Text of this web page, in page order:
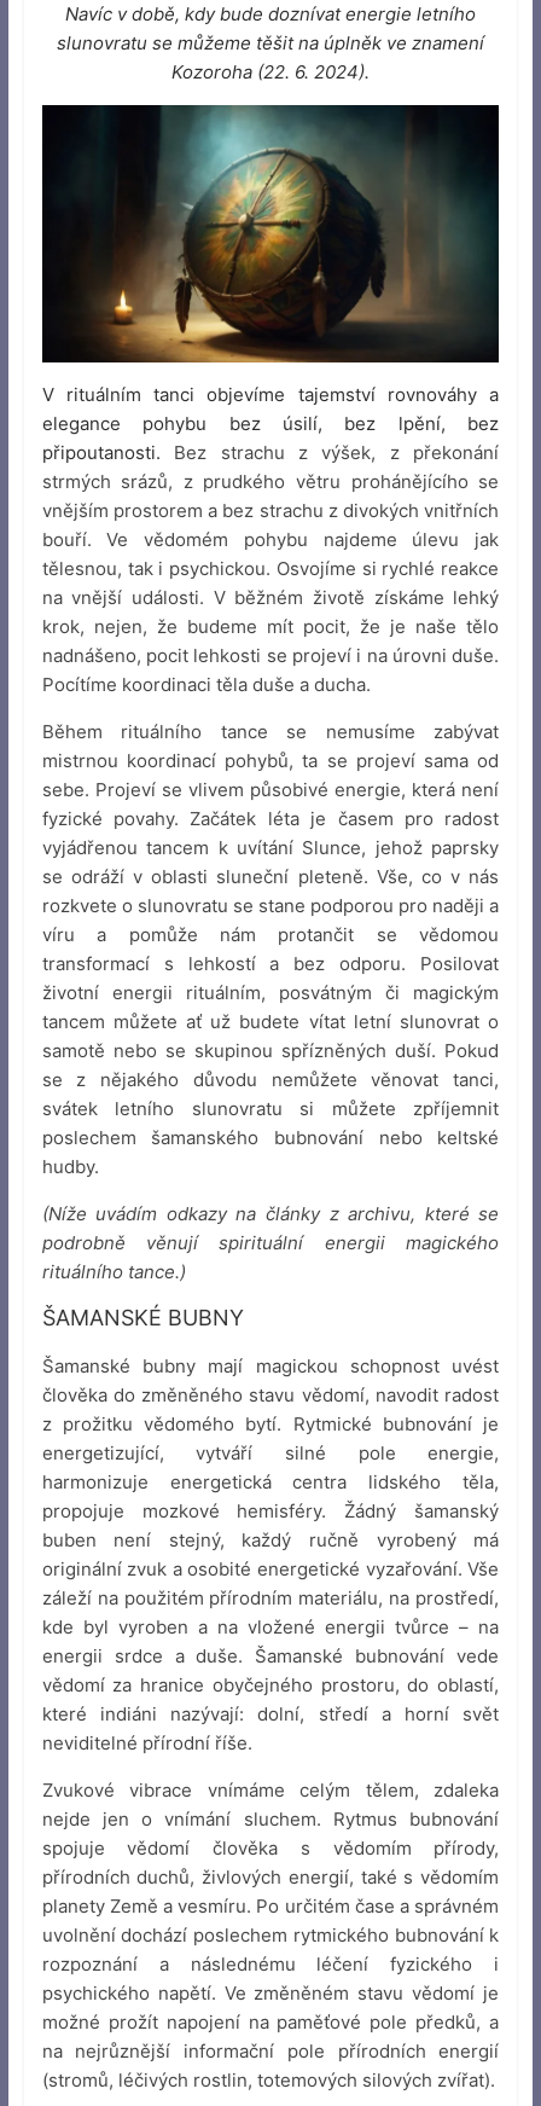
Navíc v době, kdy bude doznívat energie letního
slunovratu se můžeme těšit na úplněk ve znamení
Kozoroha (22. 6. 2024).
V rituálním tanci objevíme tajemství rovnováhy a
elegance pohybu bez úsilí, bez lpění, bez
připoutanosti. Bez strachu z výšek, z překonání
strmých srázů, z prudkého větru prohánějícího se
vnějším prostorem a bez strachu z divokých vnitřních
bouří. Ve vědomém pohybu najdeme úlevu jak
tělesnou, tak i psychickou. Osvojíme si rychlé reakce
na vnější události. V běžném životě získáme lehký
krok, nejen, že budeme mít pocit, že je naše tělo
nadnášeno, pocit lehkosti se projeví i na úrovni duše.
Pocítíme koordinaci těla duše a ducha.
Během rituálního tance se nemusíme zabývat
mistrnou koordinací pohybů, ta se projeví sama od
sebe. Projeví se vlivem působivé energie, která není
fyzické povahy. Začátek léta je časem pro radost
vyjádřenou tancem k uvítání Slunce, jehož paprsky
se odráží v oblasti sluneční pleteně. Vše, co v nás
rozkvete o slunovratu se stane podporou pro naději a
víru a pomůže nám protančit se vědomou
transformací s lehkostí a bez odporu. Posilovat
životní energii rituálním, posvátným či magickým
tancem můžete ať už budete vítat letní slunovrat o
samotě nebo se skupinou spřízněných duší. Pokud
se z nějakého důvodu nemůžete věnovat tanci,
svátek letního slunovratu si můžete zpříjemnit
poslechem šamanského bubnování nebo keltské
hudby.
(Níže uvádím odkazy na články z archivu, které se
podrobně věnují spirituální energii magického
rituálního tance.)
ŠAMANSKÉ BUBNY
Šamanské bubny mají magickou schopnost uvést
člověka do změněného stavu vědomí, navodit radost
z prožitku vědomého bytí. Rytmické bubnování je
energetizující, vytváří silné pole energie,
harmonizuje energetická centra lidského těla,
propojuje mozkové hemisféry. Žádný šamanský
buben není stejný, každý ručně vyrobený má
originální zvuk a osobité energetické vyzařování. Vše
záleží na použitém přírodním materiálu, na prostředí,
kde byl vyroben a na vložené energii tvůrce – na
energii srdce a duše. Šamanské bubnování vede
vědomí za hranice obyčejného prostoru, do oblastí,
které indiáni nazývají: dolní, středí a horní svět
neviditelné přírodní říše.
Zvukové vibrace vnímáme celým tělem, zdaleka
nejde jen o vnímání sluchem. Rytmus bubnování
spojuje vědomí člověka s vědomím přírody,
přírodních duchů, živlových energií, také s vědomím
planety Země a vesmíru. Po určitém čase a správném
uvolnění dochází poslechem rytmického bubnování k
rozpoznání a následnému léčení fyzického i
psychického napětí. Ve změněném stavu vědomí je
možné prožít napojení na paměťové pole předků, a
na nejrůznější informační pole přírodních energií
(stromů, léčivých rostlin, totemových silových zvířat).